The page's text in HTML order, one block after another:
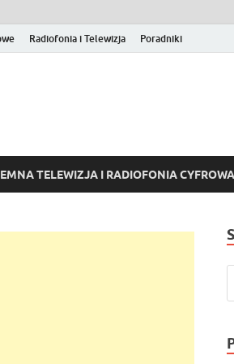
Radiofonia i Telewizja Poradniki
online, VOD
TELEWIZJA I RADIOFONIA CYFROWA